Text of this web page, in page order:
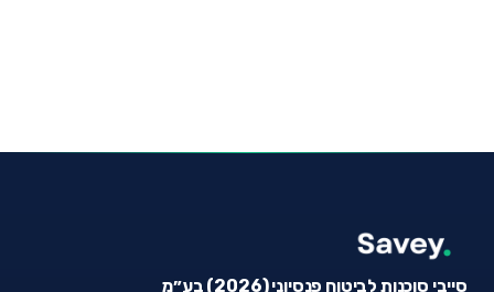
סייבי סוכנות לביטוח פנסיוני (2026) בע״מ